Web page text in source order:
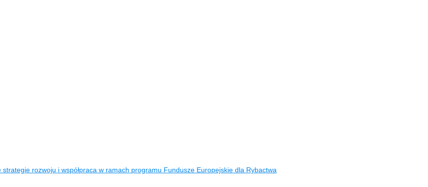
rozwoju i współpraca w ramach programu Fundusze Europejskie dla Rybactwa